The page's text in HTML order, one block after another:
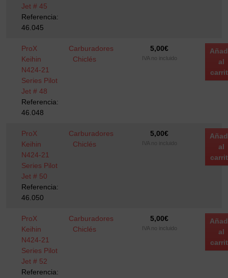
Jet # 45
Referencia:
46.045
ProX
Keihin
N424-21
Series Pilot
Jet # 48
Referencia:
46.048
Carburadores
Chiclés
5,00€
IVA no incluido
al
ProX
Keihin
N424-21
Series Pilot
Jet # 50
Referencia:
46.050
Carburadores
Chiclés
5,00€
IVA no incluido
al
ProX
Keihin
N424-21
Series Pilot
Jet # 52
Referencia:
Carburadores
Chiclés
5,00€
IVA no incluido
al